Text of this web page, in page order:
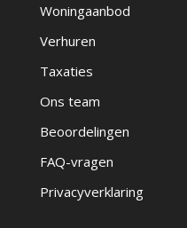
Woningaanbod
Verhuren
Taxaties
Ons team
Beoordelingen
FAQ-vragen
Privacyverklaring